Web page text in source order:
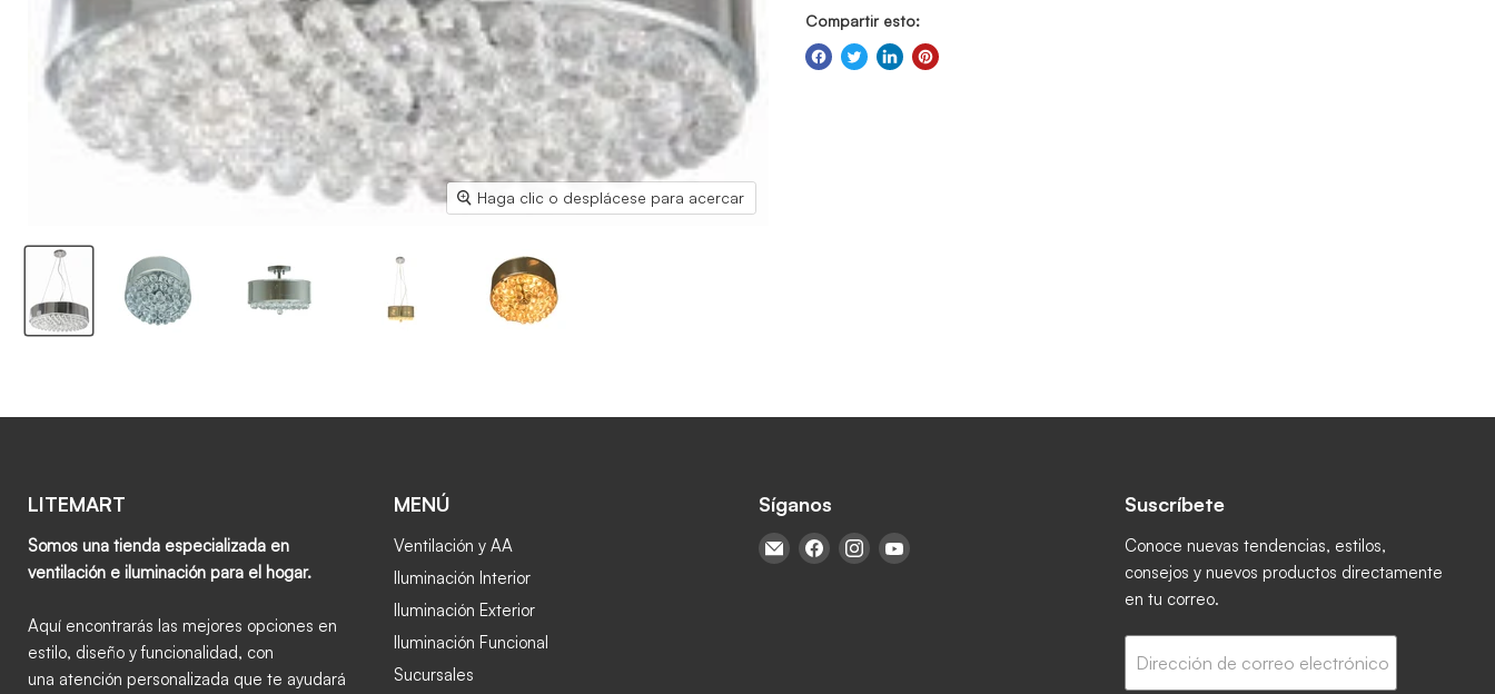
Haga clic o desplácese para acercar
Compartir esto:
LITEMART
Somos una tienda especializada en
ventilación e iluminación para el hogar.
Aquí encontrarás las mejores opciones en
estilo, diseño y funcionalidad, con
una atención personalizada que te ayudará
MENÚ
Ventilación y AA
Iluminación Interior
Iluminación Exterior
Iluminación Funcional
Sucursales
Síganos
Encuéntrenos en Correo electrónico
Encuéntrenos en Facebook
Encuéntrenos en Instagram
Suscríbete
Conoce nuevas tendencias, estilos,
consejos y nuevos productos directamente
en tu correo.
Dirección de correo electrónico